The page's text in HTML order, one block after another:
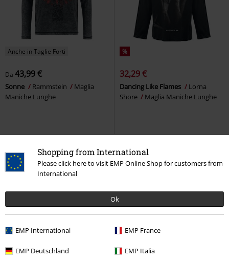
Shopping from International
Please click here to visit EMP Online Shop for customers from
International
Ok
EMP International EMP France
EMP Deutschland EMP Italia
Anche in Taglie Forti
Da 43,99 €
Sonne Rammstein
Maglia
Maniche Lunghe
%
32,29 €
Dancing Like Flames
Lorna
Shore
Maglia Maniche Lunghe